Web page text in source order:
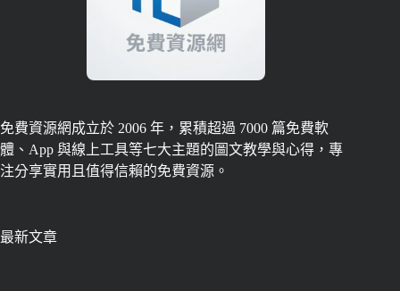
免費資源網成立於 2006 年，累積超過 7000 篇免費軟
體、App 與線上工具等七大主題的圖文教學與心得，專
注分享實用且值得信賴的免費資源。
最新文章